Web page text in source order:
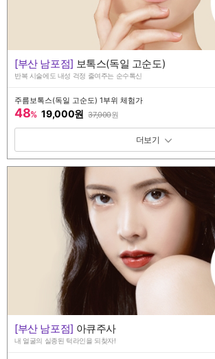
[부산 남포점] 보톡스(독일 고순도)
반복 시술에도 내성 걱정 줄여주는 순수톡신
주름보톡스(독일 고순도) 1부위 체험가
48% 19,000원 37,000원
패키지 보기 토글
[부산 남포점] 아큐주사
내 얼굴의 실종된 턱라인을 되찾자!